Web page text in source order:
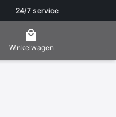
24/7 service
Winkelwagen